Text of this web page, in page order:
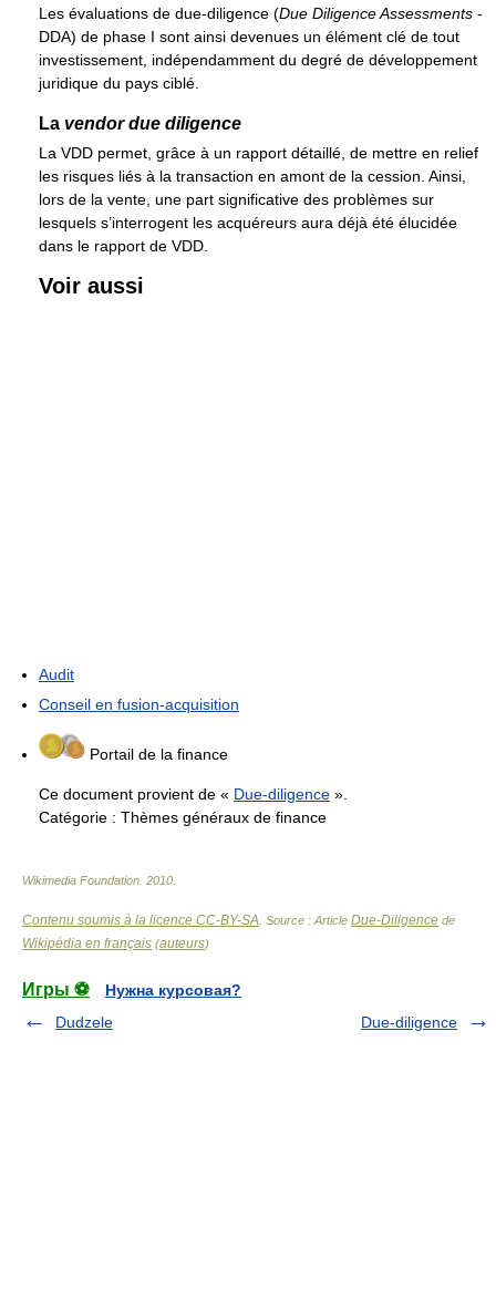
Les évaluations de due-diligence (Due Diligence Assessments -
DDA) de phase I sont ainsi devenues un élément clé de tout
investissement, indépendamment du degré de développement
juridique du pays ciblé.
La vendor due diligence
La VDD permet, grâce à un rapport détaillé, de mettre en relief
les risques liés à la transaction en amont de la cession. Ainsi,
lors de la vente, une part significative des problèmes sur
lesquels s’interrogent les acquéreurs aura déjà été élucidée
dans le rapport de VDD.
Voir aussi
Audit
Conseil en fusion-acquisition
Portail de la finance
Ce document provient de « Due-diligence ».
Catégorie : Thèmes généraux de finance
Wikimedia Foundation 2010
Contenu soumis à la licence CC-BY-SA . Source : Article Due-Diligence de
Wikipédia en français (auteurs)
Игры ⚽
Нужна курсовая?
Dudzele
Due-diligence